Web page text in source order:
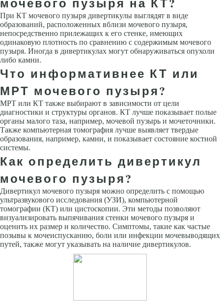
При КТ мочевого пузыря дивертикулы выглядят в виде
образований, расположенных вблизи мочевого пузыря,
непосредственно прилежащих к его стенке, имеющих
одинаковую плотность по сравнению с содержимым мочевого
пузыря. Иногда в дивертикулах могут обнаруживаться опухоли
либо камни.
Что информативнее КТ или
МРТ мочевого пузыря?
МРТ или КТ также выбирают в зависимости от цели
диагностики и структуры органов. КТ лучше показывает полые
органы малого таза, например, мочевой пузырь и мочеточники.
Также компьютерная томография лучше выявляет твердые
образования, например, камни, и показывает состояние костной
системы.
Как определить дивертикул
мочевого пузыря?
Дивертикул мочевого пузыря можно определить с помощью
ультразвукового исследования (УЗИ), компьютерной
томографии (КТ) или цистоскопии. Эти методы позволяют
визуализировать выпячивания стенки мочевого пузыря и
оценить их размер и количество. Симптомы, такие как частые
позывы к мочеиспусканию, боли или инфекции мочевыводящих
путей, также могут указывать на наличие дивертикулов.